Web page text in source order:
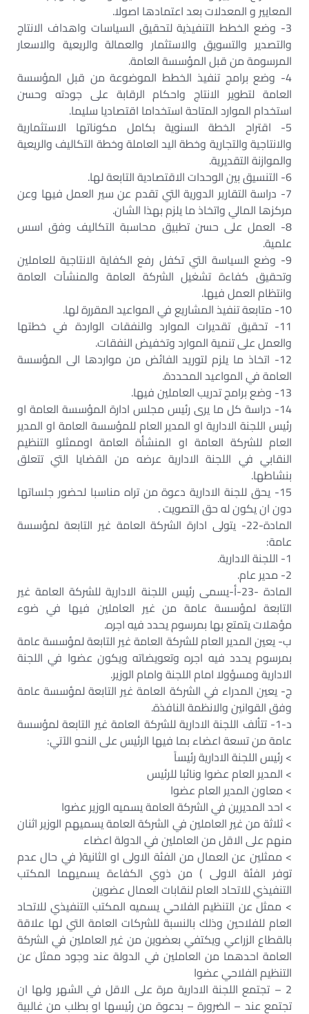
المعايير و المعدلات بعد اعتمادها اصولا.‏
3- وضع الخطط التنفيذية لتحقيق السياسات واهداف الانتاج
والتصدير والتسويق والاستثمار والعمالة والريعية والاسعار
المرسومة من قبل المؤسسة العامة.‏
4- وضع برامج تنفيذ الخطط الموضوعة من قبل المؤسسة
العامة لتطوير الانتاج واحكام الرقابة على جودته وحسن
استخدام الموارد المتاحة استخداما اقتصاديا سليما.‏
5- اقتراح الخطة السنوية بكامل مكوناتها الاستثمارية
والانتاجية والتجارية وخطة اليد العاملة وخطة التكاليف والريعية
والموازنة التقديرية.‏
6- التنسيق بين الوحدات الاقتصادية التابعة لها.‏
7- دراسة التقارير الدورية التي تقدم عن سير العمل فيها وعن
مركزها المالي واتخاذ ما يلزم بهذا الشان.‏
8- العمل على حسن تطبيق محاسبة التكاليف وفق اسس
علمية.‏
9- وضع السياسة التي تكفل رفع الكفاية الانتاجية للعاملين
وتحقيق كفاءة تشغيل الشركة العامة والمنشآت العامة
وانتظام العمل فيها.‏
10- متابعة تنفيذ المشاريع في المواعيد المقررة لها.‏
11- تحقيق تقديرات الموارد والنفقات الواردة في خطتها
والعمل على تنمية الموارد وتخفيض النفقات.‏
12- اتخاذ ما يلزم لتوريد الفائض من مواردها الى المؤسسة
العامة في المواعيد المحددة.‏
13- وضع برامج تدريب العاملين فيها.‏
14- دراسة كل ما يرى رئيس مجلس ادارة المؤسسة العامة او
رئيس اللجنة الادارية او المدير العام للمؤسسة العامة او المدير
العام للشركة العامة او المنشأة العامة اوممثلو التنظيم
النقابي في اللجنة الادارية عرضه من القضايا التي تتعلق
بنشاطها.‏
15- يحق للجنة الادارية دعوة من تراه مناسبا لحضور جلساتها
دون ان يكون له حق التصويت .‏
المادة-22- يتولى ادارة الشركة العامة غير التابعة لمؤسسة
عامة:‏
1- اللجنة الادارية.‏
2- مدير عام.‏
المادة -23-أ-يسمى رئيس اللجنة الادارية للشركة العامة غير
التابعة لمؤسسة عامة من غير العاملين فيها في ضوء
مؤهلات يتمتع بها بمرسوم يحدد فيه اجره.‏
ب- يعين المدير العام للشركة العامة غير التابعة لمؤسسة عامة
بمرسوم يحدد فيه اجره وتعويضاته ويكون عضوا في اللجنة
الادارية ومسؤولا امام اللجنة وامام الوزير.‏
ج- يعين المدراء في الشركة العامة غير التابعة لمؤسسة عامة
وفق القوانين والانظمة النافذة.‏
د-1- تتألف اللجنة الادارية للشركة العامة غير التابعة لمؤسسة
عامة من تسعة اعضاء بما فيها الرئيس على النحو الآتي:‏
> رئيس اللجنة الادارية رئيساً‏
> المدير العام عضوا ونائبا للرئيس‏
> معاون المدير العام عضوا‏
> احد المديرين في الشركة العامة يسميه الوزير عضوا‏
> ثلاثة من غير العاملين في الشركة العامة يسميهم الوزير اثنان
منهم على الاقل من العاملين في الدولة اعضاء‏
> ممثلين عن العمال من الفئة الاولى او الثانية( في حال عدم
توفر الفئة الاولى ) من ذوي الكفاءة يسميهما المكتب
التنفيذي للاتحاد العام لنقابات العمال عضوين‏
> ممثل عن التنظيم الفلاحي يسميه المكتب التنفيذي للاتحاد
العام للفلاحين وذلك بالنسبة للشركات العامة التي لها علاقة
بالقطاع الزراعي ويكتفي بعضوين من غير العاملين في الشركة
العامة احدهما من العاملين في الدولة عند وجود ممثل عن
التنظيم الفلاحي عضوا‏
2 – تجتمع اللجنة الادارية مرة على الاقل في الشهر ولها ان
تجتمع عند – الضرورة – بدعوة من رئيسها او بطلب من غالبية